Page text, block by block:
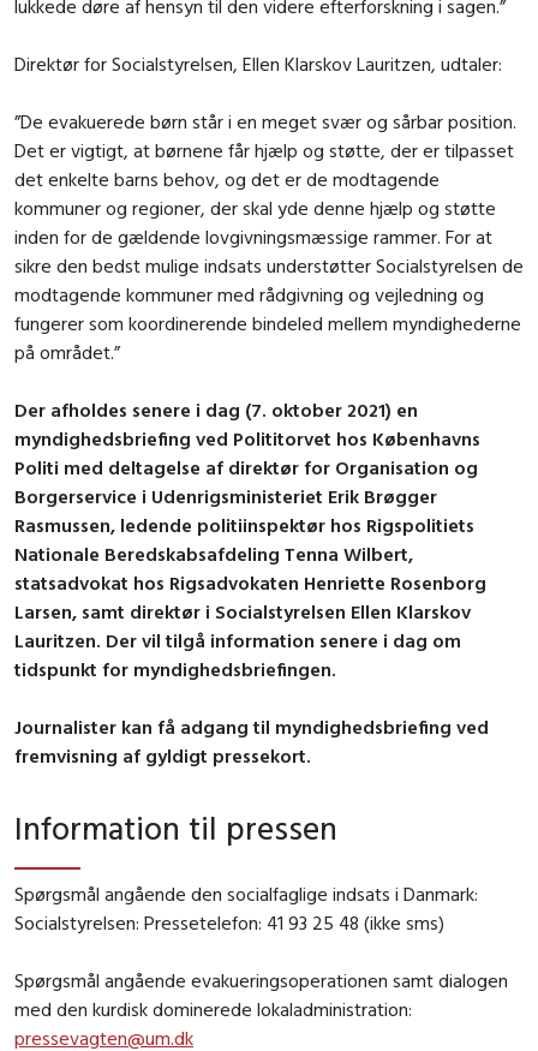
lukkede døre af hensyn til den videre efterforskning i sagen.”
Direktør for Socialstyrelsen, Ellen Klarskov Lauritzen, udtaler:
”De evakuerede børn står i en meget svær og sårbar position.
Det er vigtigt, at børnene får hjælp og støtte, der er tilpasset
det enkelte barns behov, og det er de modtagende
kommuner og regioner, der skal yde denne hjælp og støtte
inden for de gældende lovgivningsmæssige rammer. For at
sikre den bedst mulige indsats understøtter Socialstyrelsen de
modtagende kommuner med rådgivning og vejledning og
fungerer som koordinerende bindeled mellem myndighederne
på området.”
Der afholdes senere i dag (7. oktober 2021) en
myndighedsbriefing ved Polititorvet hos Københavns
Politi med deltagelse af direktør for Organisation og
Borgerservice i Udenrigsministeriet Erik Brøgger
Rasmussen, ledende politiinspektør hos Rigspolitiets
Nationale Beredskabsafdeling Tenna Wilbert,
statsadvokat hos Rigsadvokaten Henriette Rosenborg
Larsen, samt direktør i Socialstyrelsen Ellen Klarskov
Lauritzen. Der vil tilgå information senere i dag om
tidspunkt for myndighedsbriefingen.
Journalister kan få adgang til myndighedsbriefing ved
fremvisning af gyldigt pressekort.
Information til pressen
Spørgsmål angående den socialfaglige indsats i Danmark:
Socialstyrelsen: Pressetelefon: 41 93 25 48 (ikke sms)
Spørgsmål angående evakueringsoperationen samt dialogen
med den kurdisk dominerede lokaladministration:
pressevagten@um.dk